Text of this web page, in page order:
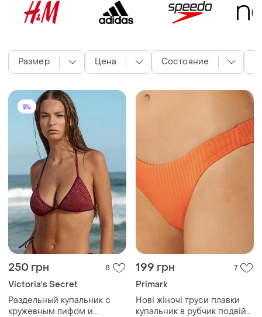
250 грн 8
Victoria's Secret
Раздельный купальник с
кружевным лифом и
199 грн 7
Primark
Нові жіночі труси плавки
купальник в рубчик подвійні
Размер Цена Состояние